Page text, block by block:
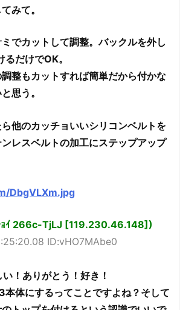
みて。
でカットして調整。バックルを外し
だけでOK。
整もカットすれば簡単だから付かな
思う。
他のカッチョいいシリコンベルトを
レスベルトの加工にステップアップ
DbgVLXm.jpg
ｮｲ 266c-TjLJ [119.230.46.148])
ID:vHO7MAbe0
！ありがとう！好き！
体にするってことですよね？そして